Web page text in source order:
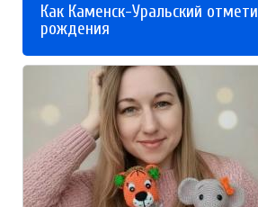
Как Каменск-Уральский
рождения